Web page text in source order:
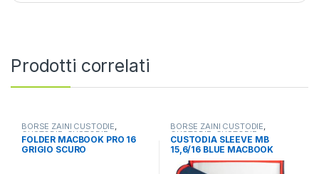
Prodotti correlati
BORSE ZAINI CUSTODIE,
CUSTODIE, CUSTODIE
NOTEBOOK/TABLET
FOLDER MACBOOK PRO 16
GRIGIO SCURO
BORSE ZAINI CUSTODIE,
CUSTODIE , CUSTODIE
NOTEBOOK/TABLET
CUSTODIA SLEEVE MB
15,6/16 BLUE MACBOOK
15,6/16 SLEEVE DARK BLUE